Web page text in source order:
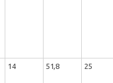
14 51,8 25